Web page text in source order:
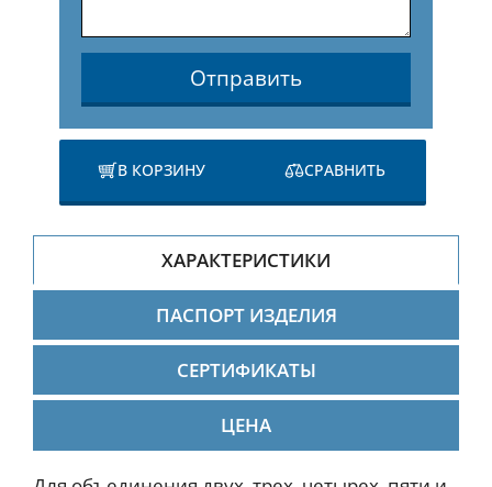
Отправить
В КОРЗИНУ СРАВНИТЬ
ХАРАКТЕРИСТИКИ
ПАСПОРТ ИЗДЕЛИЯ
СЕРТИФИКАТЫ
ЦЕНА